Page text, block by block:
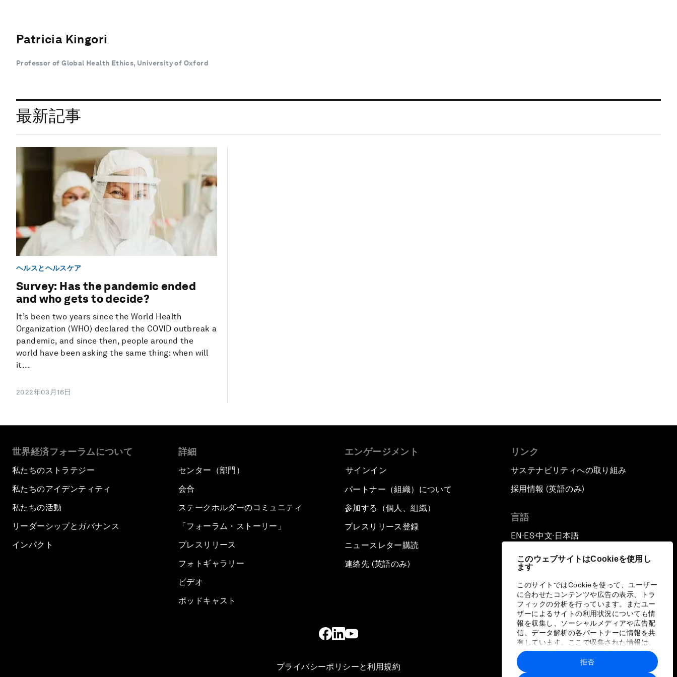
このウェブサイトはCookieを使用し
ます
このサイトではCookieを使って、ユーザー
に合わせたコンテンツや広告の表示、トラ
フィックの分析を行っています。またユー
ザーによるサイトの利用状況についても情
報を収集し、ソーシャルメディアや広告配
信、データ解析の各パートナーに情報を共
有しています。ここで収集された情報は、
ユーザーが各パートナーに提供した他の情
報や各パートナーのサービスを使用した際
に収集された情報と組み合わされ、各パー
拒否
Patricia Kingori
Professor of Global Health Ethics, University of Oxford
最新記事
ヘルスとヘルスケア
Survey: Has the pandemic ended
and who gets to decide?
It’s been two years since the World Health
Organization (WHO) declared the COVID outbreak a
pandemic, and since then, people around the
world have been asking the same thing: when will
it...
2022年03月16日
世界経済フォーラムについて
私たちのストラテジー
私たちのアイデンティティ
私たちの活動
リーダーシップとガバナンス
インパクト
詳細
センター（部門）
会合
ステークホルダーのコミュニティ
「フォーラム・ストーリー」
プレスリリース
フォトギャラリー
ビデオ
ポッドキャスト
エンゲージメント
サインイン
パートナー（組織）について
参加する（個人、組織）
プレスリリース登録
ニュースレター購読
連絡先 (英語のみ)
リンク
サステナビリティへの取り組み
採用情報 (英語のみ)
言語
EN ▪ ES▪中文▪ 日本語
プライバシーポリシーと利用規約